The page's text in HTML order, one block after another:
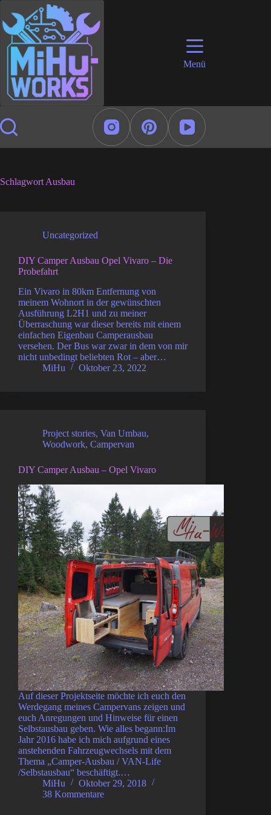
Inhalt
springen
Menü
Schlagwort Ausbau
Uncategorized
DIY Camper Ausbau Opel Vivaro – Die
Probefahrt
Ein Vivaro in 80km Entfernung von
meinem Wohnort in der gewünschten
Ausführung L2H1 und zu meiner
Überraschung war dieser bereits mit einem
einfachen Eigenbau Camperausbau
versehen. Der Bus war zwar in dem von mir
nicht unbedingt beliebten Rot – aber…
MiHu
Oktober 23, 2022
Project stories, Van Umbau,
Woodwork, Campervan
DIY Camper Ausbau – Opel Vivaro
Auf dieser Projektseite möchte ich euch den
Werdegang meines Campervans zeigen und
euch Anregungen und Hinweise für einen
Selbstausbau geben. Wie alles begann:Im
Jahr 2016 habe ich mich aufgrund eines
anstehenden Fahrzeugwechsels mit dem
Thema „Camper-Ausbau / VAN-Life
/Selbstausbau“ beschäftigt.…
MiHu
Oktober 29, 2018
38 Kommentare